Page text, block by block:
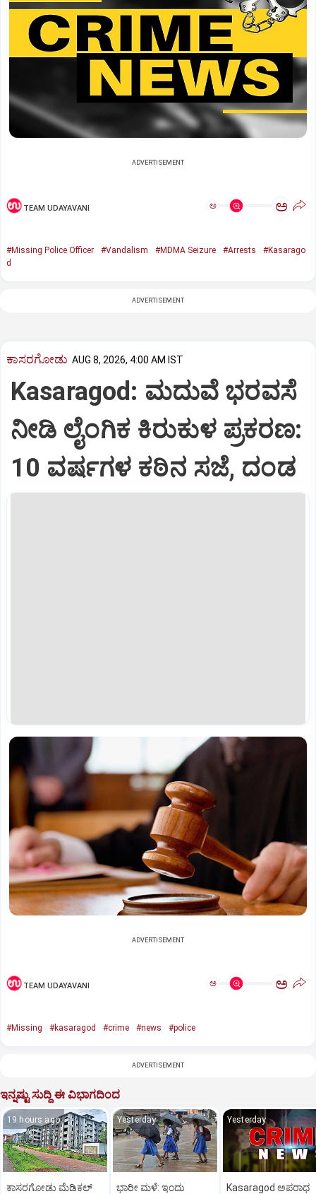
ADVERTISEMENT
TEAM UDAYAVANI ಅ ಅ
#Missing Police Officer #Vandalism #MDMA Seizure #Arrests
#Kasarago
d
ADVERTISEMENT
ಕಾಸರಗೋಡು AUG 8, 2026, 4:00 AM IST
Kasaragod: ಮದುವೆ ಭರವಸೆ
ನೀಡಿ ಲೈಂಗಿಕ ಕಿರುಕುಳ ಪ್ರಕರಣ:
10 ವರ್ಷಗಳ ಕಠಿನ ಸಜೆ, ದಂಡ
ADVERTISEMENT
TEAM UDAYAVANI ಅ ಅ
#Missing #kasaragod #crime #news #police
ADVERTISEMENT
ಇನ್ನಷ್ಟು ಸುದ್ದಿ ಈ ವಿಭಾಗದಿಂದ
19 hours ago
ಕಾಸರಗೋಡು ಮೆಡಿಕಲ್‌
Yesterday
ಭಾರೀ ಮಳೆ: ಇಂದು
Yesterday
Kasaragod ಅಪರಾಧ